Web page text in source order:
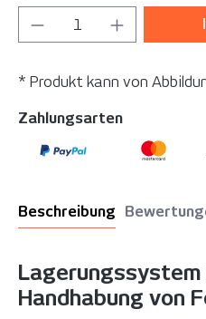
Produkt Anzahl:
* Produkt kann von
Zahlungsarten
Beschreibung
Handhabung von